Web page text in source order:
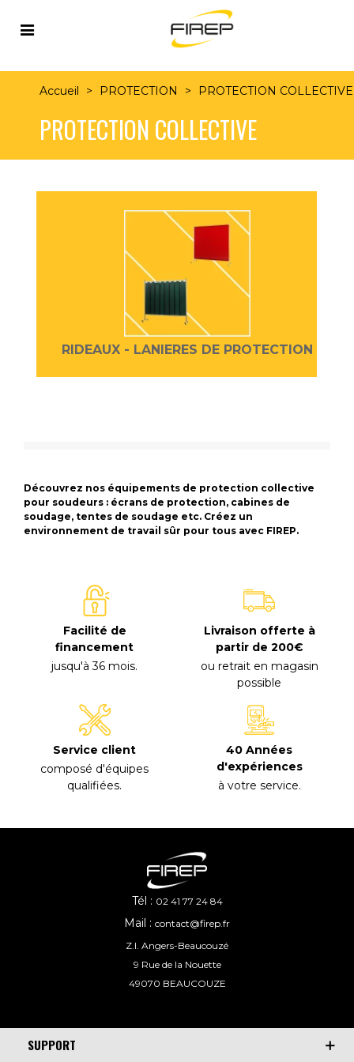
Accueil > PROTECTION > PROTECTION COLLECTIVE
PROTECTION COLLECTIVE
RIDEAUX - LANIERES DE PROTECTION
Découvrez nos équipements de protection collective
pour soudeurs : écrans de protection, cabines de
soudage, tentes de soudage etc. Créez un
environnement de travail sûr pour tous avec FIREP.
Facilité de
financement
jusqu'à 36 mois.
Livraison offerte à
partir de 200€
ou retrait en magasin
possible
Service client
composé d'équipes
qualifiées.
40 Années
d'expériences
à votre service.
SUPPORT
Tél : 02 41 77 24 84
Mail : contact@firep.fr
Z.I. Angers-Beaucouzé
9 Rue de la Nouette
49070 BEAUCOUZE